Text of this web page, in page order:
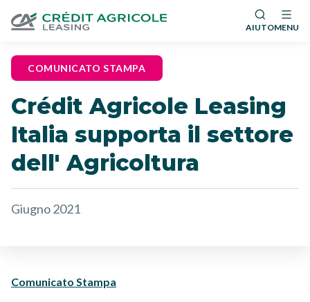
AIUTOMENU
COMUNICATO STAMPA
Crédit Agricole Leasing
Italia supporta il settore
dell' Agricoltura
Giugno 2021
Comunicato Stampa